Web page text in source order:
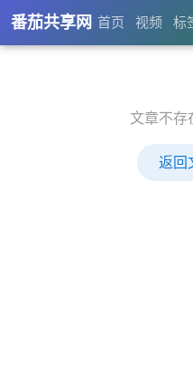
番茄共享网 首页 视频 标
文章不存
返回